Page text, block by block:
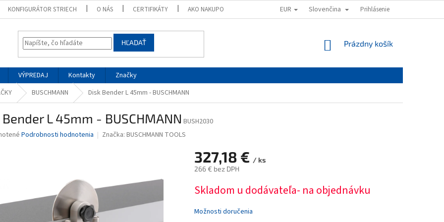
KONFIGURÁTOR STRIECH O NÁS CERTIFIKÁTY AKO NAKUPOVAŤ OBCHODNÉ PODMIENKY PODMIENKY OCHRANY OSOBNÝCH
EUR Slovenčina Prihlásenie
HĽADAŤ
NÁKUPNÝ
Prázdny košík
VÝPREDAJ Kontakty
Značky
BUSCHMANN Disk Bender L 45mm - BUSCHMANN
Bender L 45mm - BUSCHMANN BUSH2030
Podrobnosti hodnotenia Značka: BUSCHMANN TOOLS
327,18 € / ks
266 € bez DPH
cena:
Skladom u dodávateľa- na objednávku
Možnosti doručenia